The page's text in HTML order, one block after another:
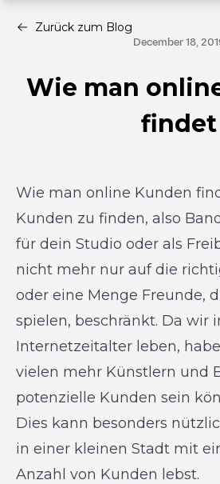
Zurück zum Blog
December 18,
Wie man
findet
Wie man online Kunden
Kunden zu finden, also
für dein Studio oder als
nicht mehr nur auf die
oder eine Menge Freunde,
spielen, beschränkt. Da wir
Internetzeitalter leben,
vielen mehr Künstlern und
potenzielle Kunden sein
Dies kann besonders
in einer kleinen Stadt mit
Anzahl von Kunden lebst.